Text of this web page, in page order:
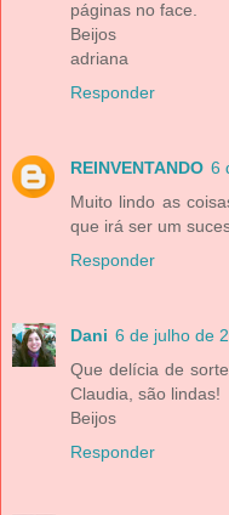
páginas no face.
Beijos
adriana
Responder
REINVENTANDO 6
Muito lindo as
que irá ser um
Responder
Dani 6 de julho de
Que delícia de
Claudia, são lindas!
Beijos
Responder